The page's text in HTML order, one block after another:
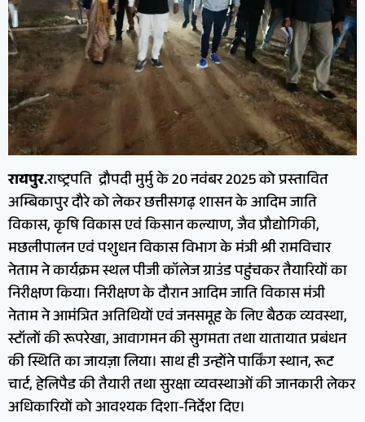
रायपुर.राष्ट्रपति द्रौपदी मुर्मु के 20 नवंबर 2025 को प्रस्तावित
अम्बिकापुर दौरे को लेकर छत्तीसगढ़ शासन के आदिम जाति
विकास, कृषि विकास एवं किसान कल्याण, जैव प्रौद्योगिकी,
मछलीपालन एवं पशुधन विकास विभाग के मंत्री श्री रामविचार
नेताम ने कार्यक्रम स्थल पीजी कॉलेज ग्राउंड पहुंचकर तैयारियों का
निरीक्षण किया। निरीक्षण के दौरान आदिम जाति विकास मंत्री
नेताम ने आमंत्रित अतिथियों एवं जनसमूह के लिए बैठक व्यवस्था,
स्टॉलों की रूपरेखा, आवागमन की सुगमता तथा यातायात प्रबंधन
की स्थिति का जायज़ा लिया। साथ ही उन्होंने पार्किंग स्थान, रूट
चार्ट, हेलिपैड की तैयारी तथा सुरक्षा व्यवस्थाओं की जानकारी लेकर
अधिकारियों को आवश्यक दिशा-निर्देश दिए।